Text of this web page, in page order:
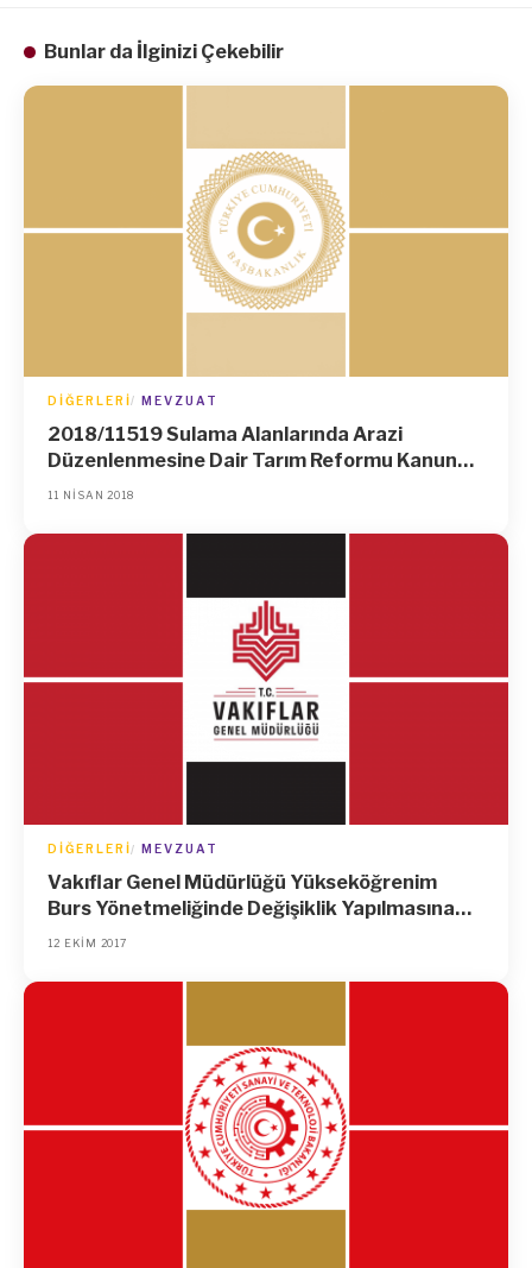
Bunlar da İlginizi Çekebilir
DIĞERLERI MEVZUAT
2018/11519 Sulama Alanlarında Arazi
Düzenlenmesine Dair Tarım Reformu Kanunu
Uygulama Yönetmeliğinde Değişiklik
11 NISAN 2018
DIĞERLERI MEVZUAT
Vakıflar Genel Müdürlüğü Yükseköğrenim
Burs Yönetmeliğinde Değişiklik Yapılmasına
Dair Yönetmelik
12 EKIM 2017